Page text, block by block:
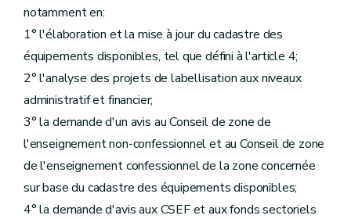
notamment en:
1° l'élaboration et la mise à jour du cadastre des
équipements disponibles, tel que défini à l'article 4;
2° l'analyse des projets de labellisation aux niveaux
administratif et financier;
3° la demande d'un avis au Conseil de zone de
l'enseignement non-confessionnel et au Conseil de zone
de l'enseignement confessionnel de la zone concernée
sur base du cadastre des équipements disponibles;
4° la demande d'avis aux CSEF et aux fonds sectoriels